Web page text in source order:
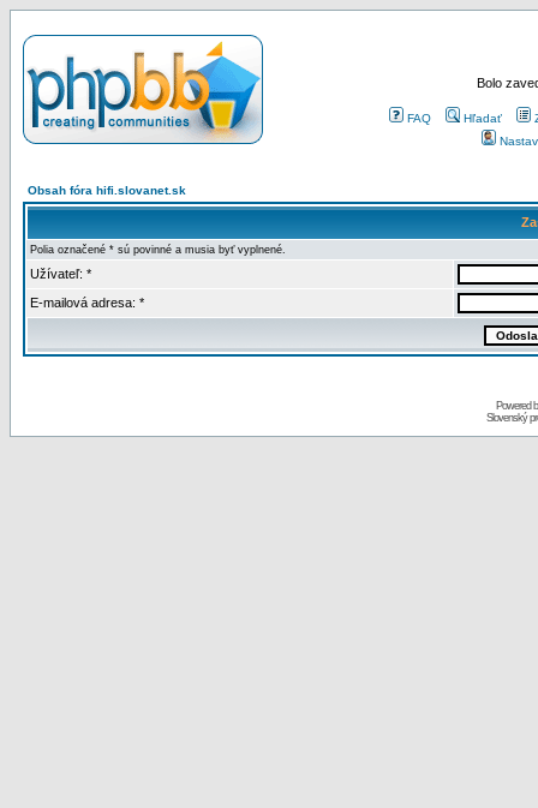
Bolo
FAQ Hľadať
Obsah fóra hifi.slovanet.sk
Polia označené * sú povinné a musia byť vyplnené.
Užívateľ: *
E-mailová adresa: *
Powered
Slovenský